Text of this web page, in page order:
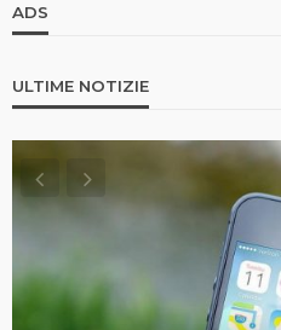
ADS
ULTIME NOTIZIE